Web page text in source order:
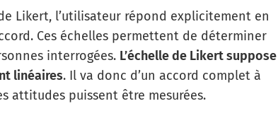
Likert, l’utilisateur répond explicitement en
Ces échelles permettent de déterminer
interrogées. L’échelle de Likert suppose
linéaires. Il va donc d’un accord complet à
attitudes puissent être mesurées.